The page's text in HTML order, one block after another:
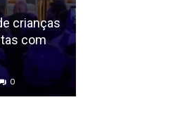
crianças
com
0